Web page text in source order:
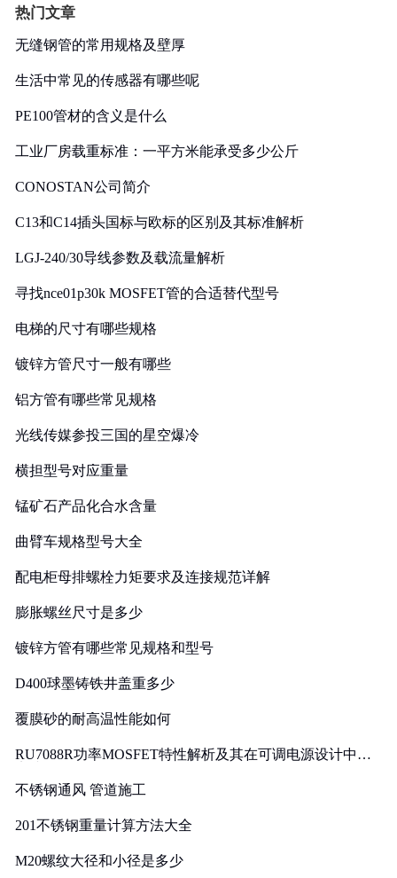
热门文章
无缝钢管的常用规格及壁厚
生活中常见的传感器有哪些呢
PE100管材的含义是什么
工业厂房载重标准：一平方米能承受多少公斤
CONOSTAN公司简介
C13和C14插头国标与欧标的区别及其标准解析
LGJ-240/30导线参数及载流量解析
寻找nce01p30k MOSFET管的合适替代型号
电梯的尺寸有哪些规格
镀锌方管尺寸一般有哪些
铝方管有哪些常见规格
光线传媒参投三国的星空爆冷
横担型号对应重量
锰矿石产品化合水含量
曲臂车规格型号大全
配电柜母排螺栓力矩要求及连接规范详解
膨胀螺丝尺寸是多少
镀锌方管有哪些常见规格和型号
D400球墨铸铁井盖重多少
覆膜砂的耐高温性能如何
RU7088R功率MOSFET特性解析及其在可调电源设计中的
不锈钢通风 管道施工
201不锈钢重量计算方法大全
M20螺纹大径和小径是多少